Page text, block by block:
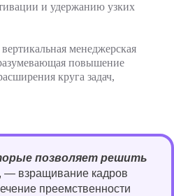
и удержанию узких
менеджерская
повышение
круга задач,
позволяет решить
— взращивание кадров
преемственности